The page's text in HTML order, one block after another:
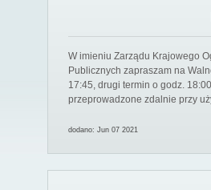
W imieniu Zarządu Krajowego
Publicznych zapraszam na
17:45, drugi termin o godz.
przeprowadzone zdalnie przy
dodano: Jun 07 2021